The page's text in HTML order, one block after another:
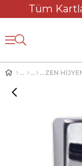
Tüm
ZEN